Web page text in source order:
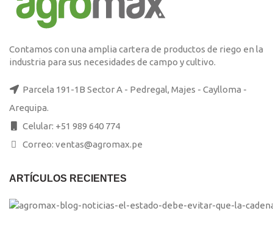
Contamos con una amplia cartera de productos de riego en la
industria para sus necesidades de campo y cultivo.
Parcela 191-1B Sector A - Pedregal, Majes - Caylloma -
Arequipa.
Celular: +51 989 640 774
Correo: ventas@agromax.pe
ARTÍCULOS RECIENTES